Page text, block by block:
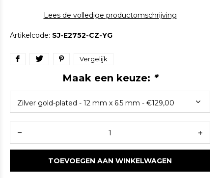
Lees de volledige productomschrijving
Artikelcode: SJ-E2752-CZ-YG
Vergelijk
Maak een keuze: *
TOEVOEGEN AAN WINKELWAGEN